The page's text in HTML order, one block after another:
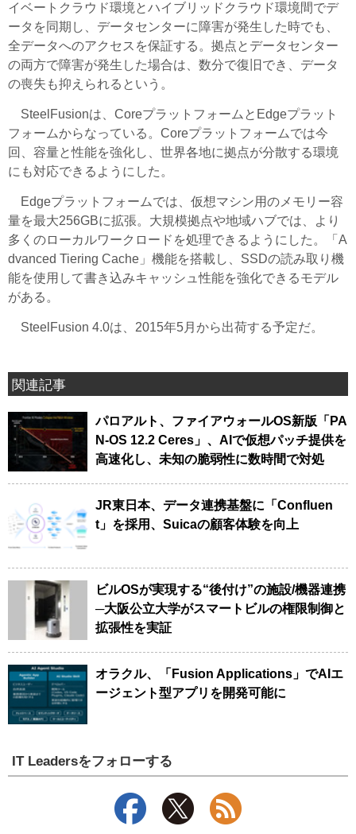
イベートクラウド環境とハイブリッドクラウド環境間でデ
ータを同期し、データセンターに障害が発生した時でも、
全データへのアクセスを保証する。拠点とデータセンター
の両方で障害が発生した場合は、数分で復旧でき、データ
の喪失も抑えられるという。
SteelFusionは、CoreプラットフォームとEdgeプラット
フォームからなっている。Coreプラットフォームでは今
回、容量と性能を強化し、世界各地に拠点が分散する環境
にも対応できるようにした。
Edgeプラットフォームでは、仮想マシン用のメモリー容
量を最大256GBに拡張。大規模拠点や地域ハブでは、より
多くのローカルワークロードを処理できるようにした。「A
dvanced Tiering Cache」機能を搭載し、SSDの読み取り機
能を使用して書き込みキャッシュ性能を強化できるモデル
がある。
SteelFusion 4.0は、2015年5月から出荷する予定だ。
関連記事
パロアルト、ファイアウォールOS新版「PA
N-OS 12.2 Ceres」、AIで仮想パッチ提供を
高速化し、未知の脆弱性に数時間で対処
JR東日本、データ連携基盤に「Confluen
t」を採用、Suicaの顧客体験を向上
ビルOSが実現する“後付け”の施設/機器連携
─大阪公立大学がスマートビルの権限制御と
拡張性を実証
オラクル、「Fusion Applications」でAIエ
ージェント型アプリを開発可能に
IT Leadersをフォローする